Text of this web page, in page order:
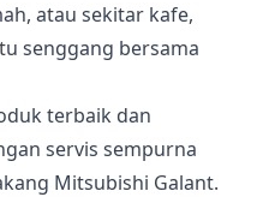
atau sekitar kafe,
senggang bersama
terbaik dan
servis sempurna
Mitsubishi Galant.